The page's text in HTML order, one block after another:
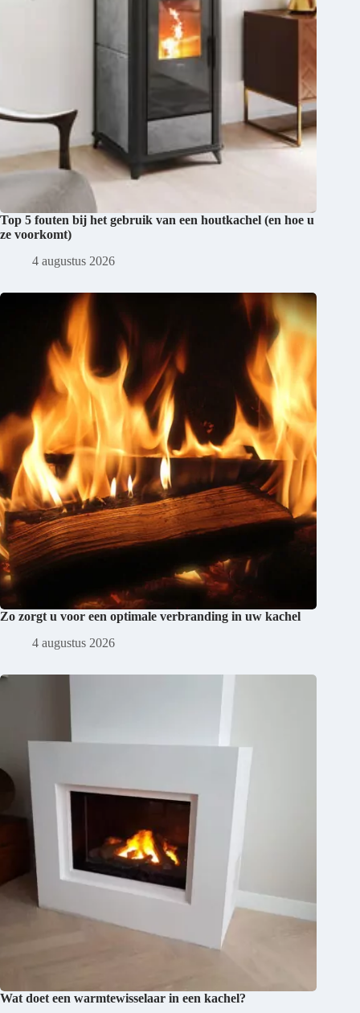
Top 5 fouten bij het gebruik van een houtkachel (en hoe u
ze voorkomt)
4 augustus 2026
Zo zorgt u voor een optimale verbranding in uw kachel
4 augustus 2026
Wat doet een warmtewisselaar in een kachel?